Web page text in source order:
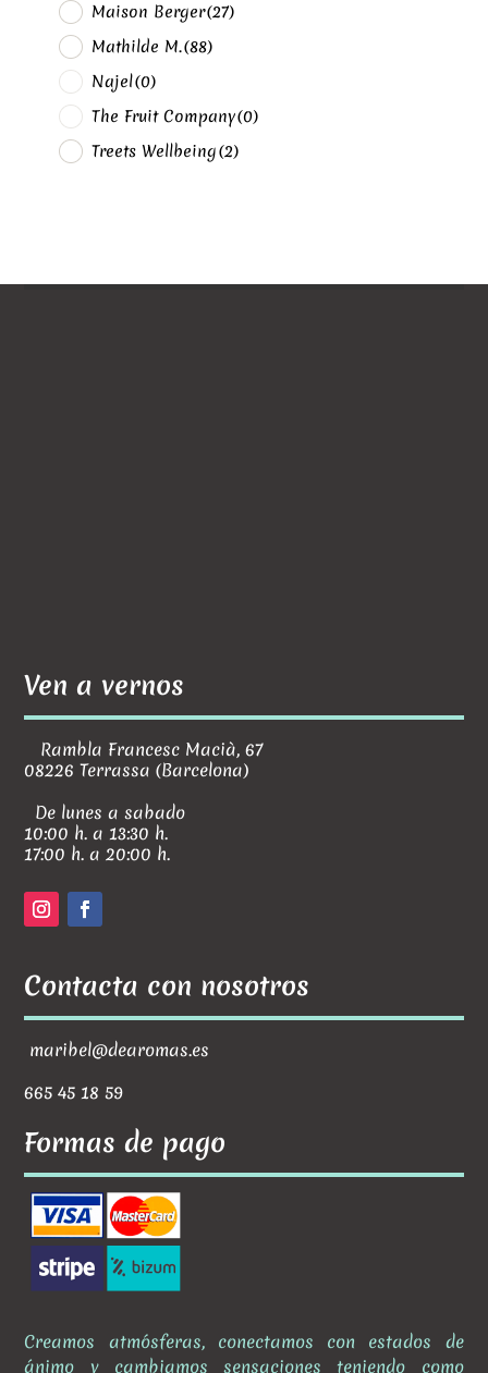
Maison Berger(27)
Mathilde M.(88)
Najel(0)
The Fruit Company(0)
Treets Wellbeing(2)
Ven a vernos
Rambla Francesc Macià, 67
08226 Terrassa (Barcelona)
De lunes a sabado
10:00 h. a 13:30 h.
17:00 h. a 20:00 h.
Contacta con nosotros
maribel@dearomas.es
665 45 18 59
Formas de pago
Creamos atmósferas, conectamos con estados de
ánimo y cambiamos sensaciones teniendo como